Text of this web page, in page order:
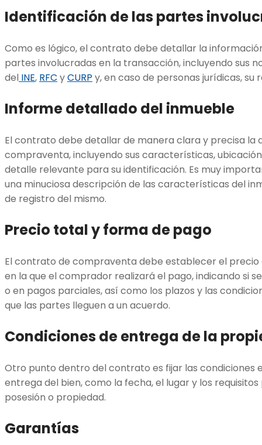
Identificación de las partes
Como es lógico, el contrato debe detallar la
partes involucradas en la transacción, incluyendo sus
del INE, RFC yCURP y, en caso de personas jurídicas,
Informe detallado del inmueble
El contrato debe detallar de manera clara y precisa la
compraventa, incluyendo sus características,
detalle relevante para su identificación. Es muy
una minuciosa descripción de las características del
de registro del mismo.
Precio total y forma de pago
El contrato de compraventa debe establecer el
en la que el comprador realizará el pago, indicando si
o en pagos parciales, así como los plazos y las
que las partes lleguen a un acuerdo.
Condiciones de entrega de la
Otro punto dentro del contrato es fijar las condiciones
entrega del bien, como la fecha, el lugar y los
posesión o propiedad.
Garantías